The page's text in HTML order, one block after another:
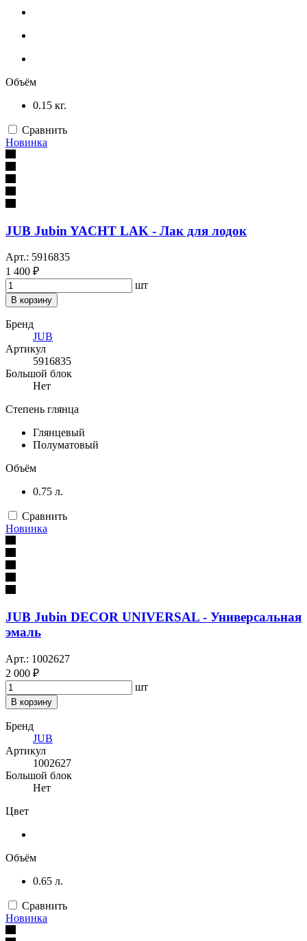
Объём
0.15 кг.
Сравнить
Новинка
JUB Jubin YACHT LAK - Лак для лодок
Арт.: 5916835
1 400 ₽
шт
В корзину
Бренд
JUB
Артикул
5916835
Большой блок
Нет
Степень глянца
Глянцевый
Полуматовый
Объём
0.75 л.
Сравнить
Новинка
JUB Jubin DECOR UNIVERSAL - Универсальная
эмаль
Арт.: 1002627
2 000 ₽
шт
В корзину
Бренд
JUB
Артикул
1002627
Большой блок
Нет
Цвет
Объём
0.65 л.
Сравнить
Новинка